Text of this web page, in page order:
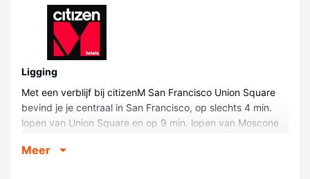
Ligging
Met een verblijf bij citizenM San Francisco Union Square
bevind je je centraal in San Francisco, op slechts 4 min.
lopen van Union Square en op 9 min. lopen van Moscone
Hotel en op 0,7 km van San Francisco Museum of Modern
Meer